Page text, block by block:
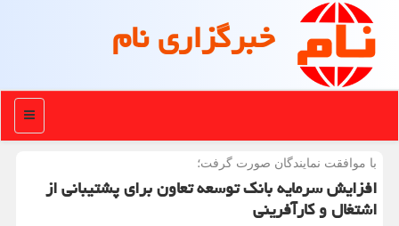
خبرگزاری نام
منو
با موافقت نمایندگان صورت گرفت؛
افزایش سرمایه بانك توسعه تعاون برای پشتیبانی از
اشتغال و كارآفرینی